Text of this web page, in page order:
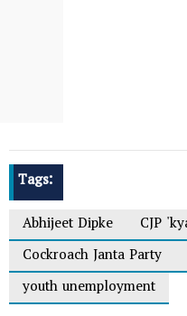
Tags:
Abhijeet Dipke
CJP
Cockroach Janta Party
youth unemployment